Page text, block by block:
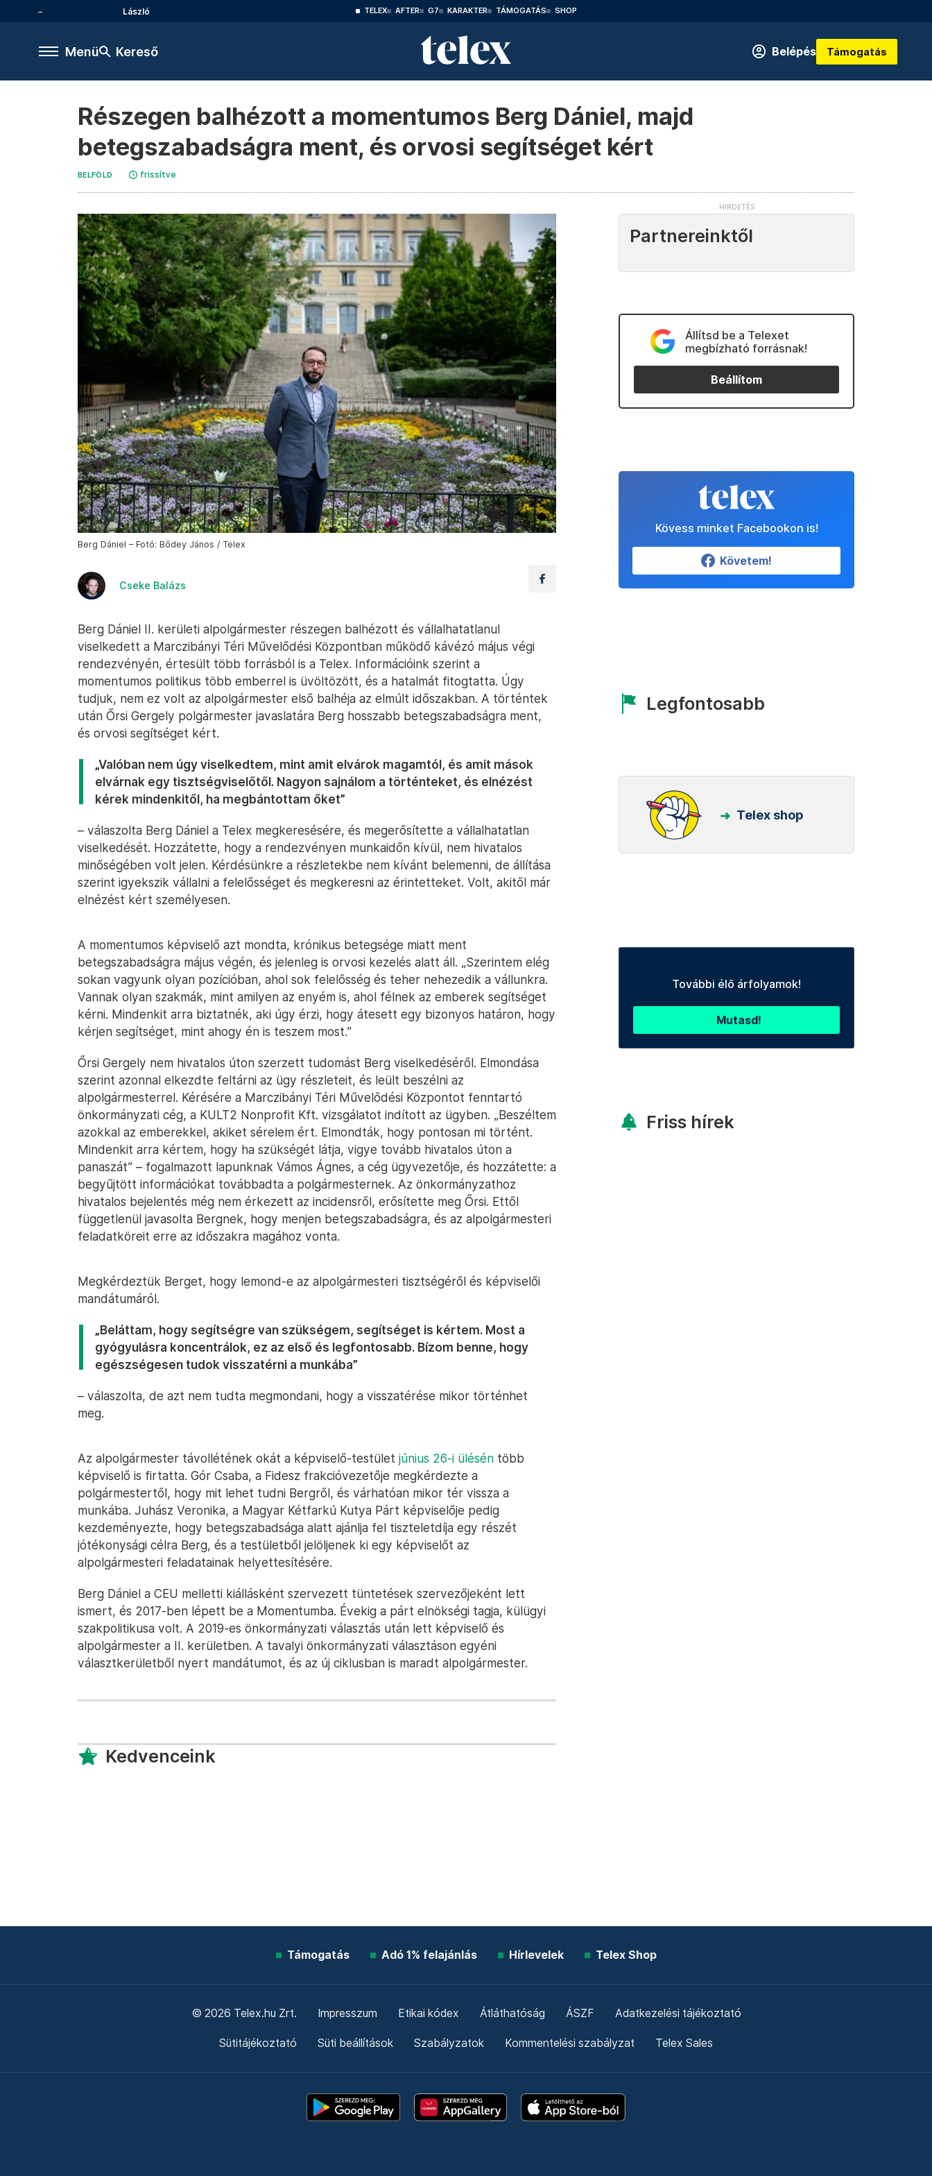
László TELEX AFTER G7 KARAKTER TÁMOGATÁS SHOP
Menü Kereső Belépés Támogatás
Részegen balhézott a momentumos Berg Dániel, majd
betegszabadságra ment, és orvosi segítséget kért
BELFÖLD frissítve
Berg Dániel – Fotó: Bődey János / Telex
Cseke Balázs
Berg Dániel II. kerületi alpolgármester részegen balhézott és vállalhatatlanul
viselkedett a Marczibányi Téri Művelődési Központban működő kávézó május végi
rendezvényén, értesült több forrásból is a Telex. Információink szerint a
momentumos politikus több emberrel is üvöltözött, és a hatalmát fitogtatta. Úgy
tudjuk, nem ez volt az alpolgármester első balhéja az elmúlt időszakban. A történtek
után Őrsi Gergely polgármester javaslatára Berg hosszabb betegszabadságra ment,
és orvosi segítséget kért.
„Valóban nem úgy viselkedtem, mint amit elvárok magamtól, és amit mások
elvárnak egy tisztségviselőtől. Nagyon sajnálom a történteket, és elnézést
kérek mindenkitől, ha megbántottam őket”
– válaszolta Berg Dániel a Telex megkeresésére, és megerősítette a vállalhatatlan
viselkedését. Hozzátette, hogy a rendezvényen munkaidőn kívül, nem hivatalos
minőségében volt jelen. Kérdésünkre a részletekbe nem kívánt belemenni, de állítása
szerint igyekszik vállalni a felelősséget és megkeresni az érintetteket. Volt, akitől már
elnézést kért személyesen.
A momentumos képviselő azt mondta, krónikus betegsége miatt ment
betegszabadságra május végén, és jelenleg is orvosi kezelés alatt áll. „Szerintem elég
sokan vagyunk olyan pozícióban, ahol sok felelősség és teher nehezedik a vállunkra.
Vannak olyan szakmák, mint amilyen az enyém is, ahol félnek az emberek segítséget
kérni. Mindenkit arra biztatnék, aki úgy érzi, hogy átesett egy bizonyos határon, hogy
kérjen segítséget, mint ahogy én is teszem most.”
Őrsi Gergely nem hivatalos úton szerzett tudomást Berg viselkedéséről. Elmondása
szerint azonnal elkezdte feltárni az ügy részleteit, és leült beszélni az
alpolgármesterrel. Kérésére a Marczibányi Téri Művelődési Központot fenntartó
önkormányzati cég, a KULT2 Nonprofit Kft. vizsgálatot indított az ügyben. „Beszéltem
azokkal az emberekkel, akiket sérelem ért. Elmondták, hogy pontosan mi történt.
Mindenkit arra kértem, hogy ha szükségét látja, vigye tovább hivatalos úton a
panaszát” – fogalmazott lapunknak Vámos Ágnes, a cég ügyvezetője, és hozzátette: a
begyűjtött információkat továbbadta a polgármesternek. Az önkormányzathoz
hivatalos bejelentés még nem érkezett az incidensről, erősítette meg Őrsi. Ettől
függetlenül javasolta Bergnek, hogy menjen betegszabadságra, és az alpolgármesteri
feladatköreit erre az időszakra magához vonta.
Megkérdeztük Berget, hogy lemond-e az alpolgármesteri tisztségéről és képviselői
mandátumáról.
„Beláttam, hogy segítségre van szükségem, segítséget is kértem. Most a
gyógyulásra koncentrálok, ez az első és legfontosabb. Bízom benne, hogy
egészségesen tudok visszatérni a munkába”
– válaszolta, de azt nem tudta megmondani, hogy a visszatérése mikor történhet
meg.
Az alpolgármester távollétének okát a képviselő-testület június 26-i ülésén több
képviselő is firtatta. Gór Csaba, a Fidesz frakcióvezetője megkérdezte a
polgármestertől, hogy mit lehet tudni Bergről, és várhatóan mikor tér vissza a
munkába. Juhász Veronika, a Magyar Kétfarkú Kutya Párt képviselője pedig
kezdeményezte, hogy betegszabadsága alatt ajánlja fel tiszteletdíja egy részét
jótékonysági célra Berg, és a testületből jelöljenek ki egy képviselőt az
alpolgármesteri feladatainak helyettesítésére.
Berg Dániel a CEU melletti kiállásként szervezett tüntetések szervezőjeként lett
ismert, és 2017-ben lépett be a Momentumba. Évekig a párt elnökségi tagja, külügyi
szakpolitikusa volt. A 2019-es önkormányzati választás után lett képviselő és
alpolgármester a II. kerületben. A tavalyi önkormányzati választáson egyéni
választkerületből nyert mandátumot, és az új ciklusban is maradt alpolgármester.
Kedvenceink
Partnereinktől
Állítsd be a Telexet
megbízható forrásnak!
Beállítom
Kövess minket Facebookon is!
Követem!
Legfontosabb
Telex shop
További élő árfolyamok!
Mutasd!
Friss hírek
Támogatás Adó 1% felajánlás Hírlevelek Telex Shop
© 2026 Telex.hu Zrt. Impresszum Etikai kódex Átláthatóság ÁSZF Adatkezelési tájékoztató
Sütitájékoztató Süti beállítások Szabályzatok Kommentelési szabályzat Telex Sales